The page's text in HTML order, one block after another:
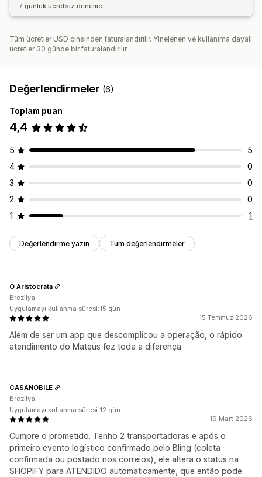
7 günlük ücretsiz deneme
Tüm ücretler USD cinsinden faturalandırılır. Yinelenen ve kullanıma dayalı
ücretler 30 günde bir faturalandırılır.
Değerlendirmeler (6)
Toplam puan
4,4
5
5
4
0
3
0
2
0
1
1
Değerlendirme yazın Tüm değerlendirmeler
15 Temmuz 2026
Além de ser um app que descomplicou a operação, o rápido
atendimento do Mateus fez toda a diferença.
O Aristocrata
Brezilya
Uygulamayı kullanma süresi:15 gün
19 Mart 2026
Cumpre o prometido. Tenho 2 transportadoras e após o
primeiro evento logístico confirmado pelo Bling (coleta
confirmada ou postado nos correios), ele altera o status na
SHOPIFY para ATENDIDO automaticamente, que então pode
CASANOBILE
Brezilya
Uygulamayı kullanma süresi:12 gün